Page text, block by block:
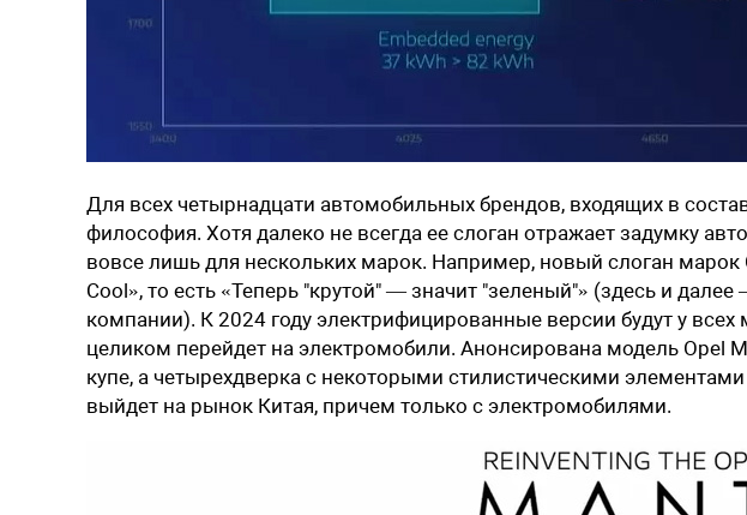
Для всех четырнадцати автомобильных брендов, входящих в
философия. Хотя далеко не всегда ее слоган отражает задумку
вовсе лишь для нескольких марок. Например, новый слоган марок
Cool», то есть «Теперь "крутой" — значит "зеленый"» (здесь и
компании). К 2024 году электрифицированные версии будут у всех
целиком перейдет на электромобили. Анонсирована модель Opel
купе, а четырехдверка с некоторыми стилистическими
выйдет на рынок Китая, причем только с электромобилями.